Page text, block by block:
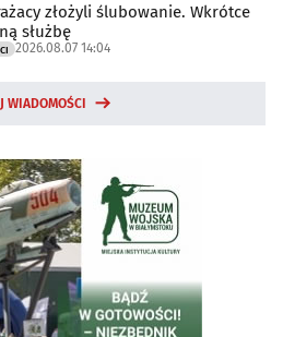
złożyli ślubowanie. Wkrótce
służbę
2026.08.07 14:04
WIADOMOŚCI